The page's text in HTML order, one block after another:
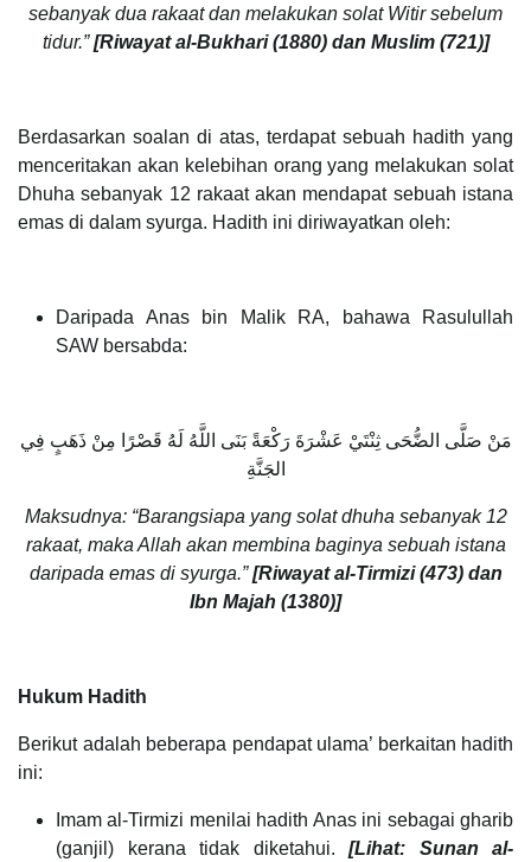
sebanyak dua rakaat dan melakukan solat Witir sebelum
tidur.”[Riwayat al-Bukhari (1880) dan Muslim (721)]
Berdasarkan soalan di atas, terdapat sebuah hadith yang
menceritakan akan kelebihan orang yang melakukan solat
Dhuha sebanyak 12 rakaat akan mendapat sebuah istana
emas di dalam syurga. Hadith ini diriwayatkan oleh:
Daripada Anas bin Malik RA, bahawa Rasulullah
SAW bersabda:
مَنْ صَلَّى الضُّحَى ثِنْتَيْ عَشْرَةَ رَكْعَةً بَنَى اللَّهُ لَهُ قَصْرًا مِنْ ذَهَبٍ فِي
الجَنَّةِ
Maksudnya: “Barangsiapa yang solat dhuha sebanyak 12
rakaat, maka Allah akan membina baginya sebuah istana
daripada emas di syurga.”[Riwayat al-Tirmizi (473) dan
Ibn Majah (1380)]
Hukum Hadith
Berikut adalah beberapa pendapat ulama’ berkaitan hadith
ini:
Imam al-Tirmizi menilai hadith Anas ini sebagai gharib
(ganjil) kerana tidak diketahui. [Lihat: Sunan al-